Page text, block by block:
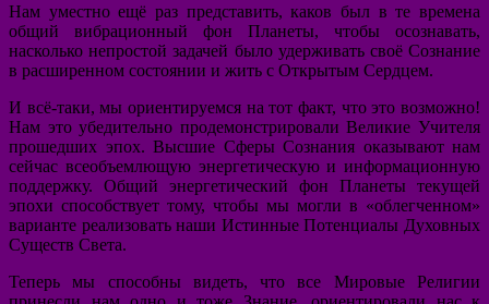
Нам уместно ещё раз представить, каков был в те времена
общий вибрационный фон Планеты, чтобы осознавать,
насколько непростой задачей было удерживать своё Сознание
в расширенном состоянии и жить с Открытым Сердцем.
И всё-таки, мы ориентируемся на тот факт, что это возможно!
Нам это убедительно продемонстрировали Великие Учителя
прошедших эпох. Высшие Сферы Сознания оказывают нам
сейчас всеобъемлющую энергетическую и информационную
поддержку. Общий энергетический фон Планеты текущей
эпохи способствует тому, чтобы мы могли в «облегченном»
варианте реализовать наши Истинные Потенциалы Духовных
Существ Света.
Теперь мы способны видеть, что все Мировые Религии